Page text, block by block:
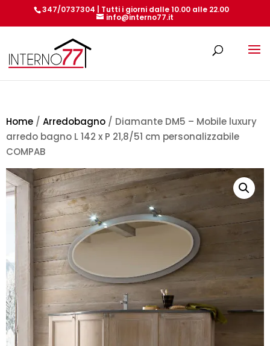
347/0737304 | Tutti i giorni dalle 10.00 alle 22.00
info@interno77.it
Home / Arredobagno / Diamante DM5 – Mobile luxury
arredo bagno L 142 x P 21,8/51 cm personalizzabile
COMPAB